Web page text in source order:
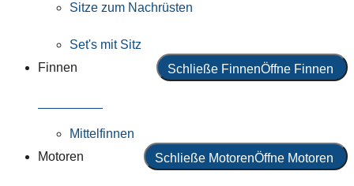
Sitze zum Nachrüsten
Set's mit Sitz
Finnen
Schließe FinnenÖffne Finnen
Mittelfinnen
Motoren
Schließe MotorenÖffne Motoren